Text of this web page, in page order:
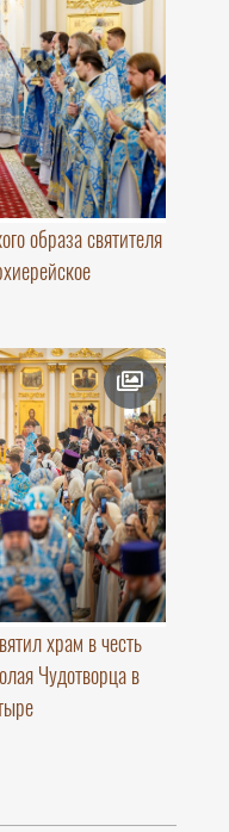
образа святителя
храм в честь
Чудотворца в